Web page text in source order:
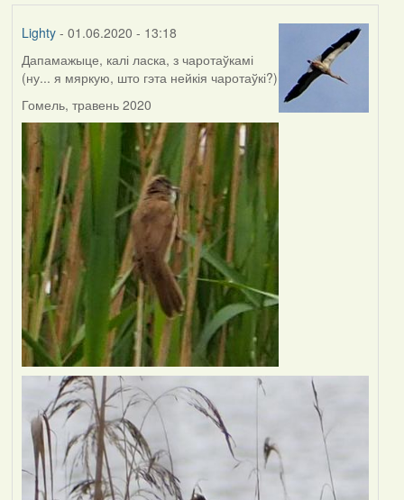
Lighty- 01.06.2020 - 13:18
Дапамажыце, калі ласка, з чаротаўкамі
(ну... я мяркую, што гэта нейкія чаротаўкі?)
Гомель, травень 2020